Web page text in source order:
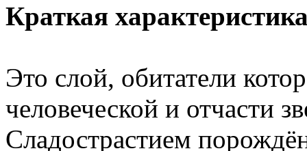
Краткая
Это слой, обитатели
человеческой и отчасти
Сладострастием